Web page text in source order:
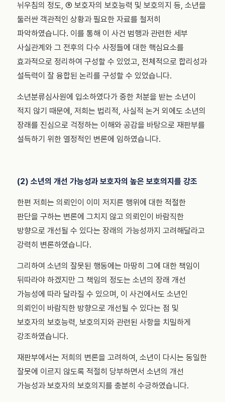
뉘우침의 정도, ⑤ 보호자의 보호능력 및 보호의지 등, 소년을
둘러싼 객관적인 상황과 필요한 자료를 철저히
파악하였습니다. 이를 통해 이 사건 범행과 관련한 세부
사실관계와 그 전후의 다수 사정들에 대한 핵심요소를
효과적으로 정리하여 구성할 수 있었고, 전체적으로 합리성과
설득력이 잘 융합된 논리를 구성할 수 있었습니다.
소년분류심사원에 입소하였다가 중한 처분을 받는 소년이
적지 않기 때문에, 저희는 법리적, 사실적 논거 외에도 소년의
장래를 진심으로 걱정하는 이해와 공감을 바탕으로 재판부를
설득하기 위한 열정적인 변론에 임하였습니다.
(2) 소년의 개선 가능성과 보호자의 높은 보호의지를 강조
한편 저희는 의뢰인이 이미 저지른 행위에 대한 적절한
판단을 구하는 변론에 그치지 않고 의뢰인이 바람직한
방향으로 개선될 수 있다는 장래의 가능성까지 고려해달라고
강력히 변론하였습니다.
그리하여 소년의 잘못된 행동에는 마땅히 그에 대한 책임이
뒤따라야 하겠지만 그 책임의 정도는 소년의 장래 개선
가능성에 따라 달라질 수 있으며, 이 사건에서도 소년인
의뢰인이 바람직한 방향으로 개선될 수 있다는 점 및
보호자의 보호능력, 보호의지와 관련된 사항을 치밀하게
강조하였습니다.
재판부에서는 저희의 변론을 고려하여, 소년이 다시는 동일한
잘못에 이르지 않도록 적절히 당부하면서 소년의 개선
가능성과 보호자의 보호의지를 충분히 수긍하였습니다.